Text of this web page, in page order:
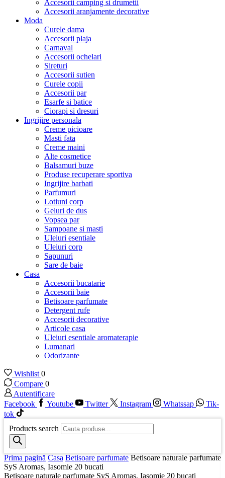
Accesorii camping si drumetii
Accesorii aranjamente decorative
Moda
Curele dama
Accesorii plaja
Carnaval
Accesorii ochelari
Sireturi
Accesorii sutien
Curele copii
Accesorii par
Esarfe si batice
Ciorapi si dresuri
Ingrijire personala
Creme picioare
Masti fata
Creme maini
Alte cosmetice
Balsamuri buze
Produse recuperare sportiva
Ingrijire barbati
Parfumuri
Lotiuni corp
Geluri de dus
Vopsea par
Sampoane si masti
Uleiuri esentiale
Uleiuri corp
Sapunuri
Sare de baie
Casa
Accesorii bucatarie
Accesorii baie
Betisoare parfumate
Detergent rufe
Accesorii decorative
Articole casa
Uleiuri esentiale aromaterapie
Lumanari
Odorizante
Wishlist 0
Compare 0
Autentificare
Facebook
Youtube Twitter Instagram Whatssap
Tik-
tok
Products search
Prima pagină Casa Betisoare parfumate Betisoare naturale parfumate
SyS Aromas, Iasomie 20 bucati
Betisoare naturale parfumate SyS Aromas, Iasomie 20 bucati